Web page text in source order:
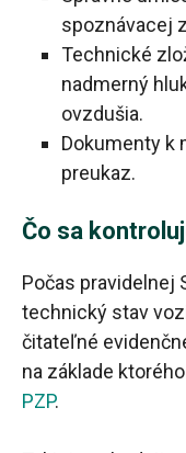
spoznávacej
Technické
nadmerný
ovzdušia.
Dokumenty k
preukaz.
Čo sa
Počas pravidelnej
technický stav
čitateľné
na základe
PZP.